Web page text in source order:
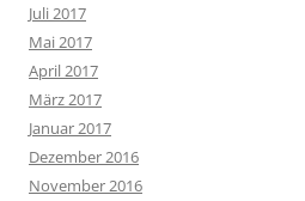
Juli 2017
Mai 2017
April 2017
März 2017
Januar 2017
Dezember 2016
November 2016